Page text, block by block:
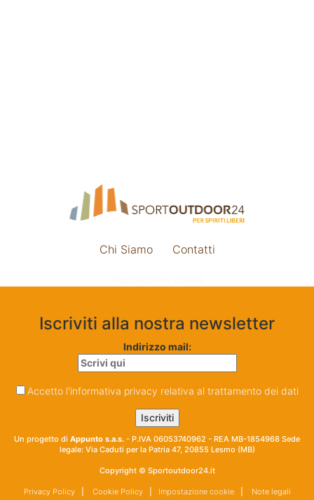
Chi Siamo Contatti
Iscriviti alla nostra newsletter
Indirizzo mail:
Accetto l'informativa privacy relativa al trattamento dei dati
Un progetto di Appunto s.a.s. - P.IVA 06053740962 - REA MB-1854968 Sede
legale: Via Caduti per la Patria 47, 20855 Lesmo (MB)
Copyright © Sportoutdoor24.it
Privacy Policy| Cookie Policy| Impostazione cookie| Note legali